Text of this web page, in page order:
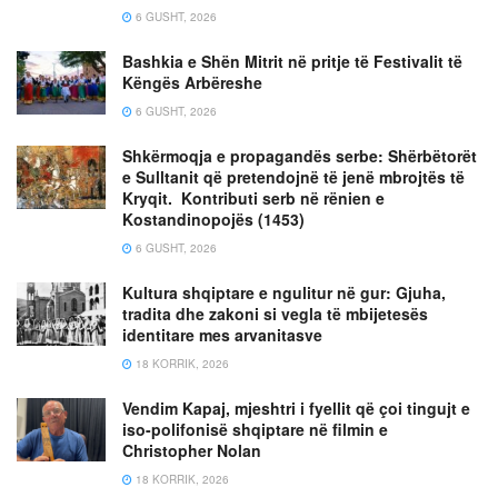
6 GUSHT, 2026
Bashkia e Shën Mitrit në pritje të Festivalit të
Këngës Arbëreshe
6 GUSHT, 2026
Shkërmoqja e propagandës serbe: Shërbëtorët
e Sulltanit që pretendojnë të jenë mbrojtës të
Kryqit. Kontributi serb në rënien e
Kostandinopojës (1453)
6 GUSHT, 2026
Kultura shqiptare e ngulitur në gur: Gjuha,
tradita dhe zakoni si vegla të mbijetesës
identitare mes arvanitasve
18 KORRIK, 2026
Vendim Kapaj, mjeshtri i fyellit që çoi tingujt e
iso-polifonisë shqiptare në filmin e
Christopher Nolan
18 KORRIK, 2026